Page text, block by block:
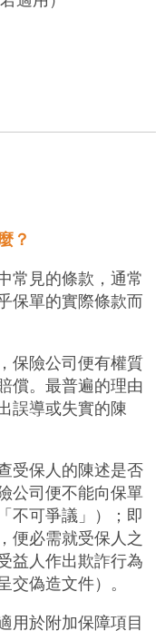
？
常見的條款，通常
保單的實際條款而
保險公司便有權質
償。最普遍的理由
誤導或失實的陳
受保人的陳述是否
公司便不能向保單
不可爭議」）；即
便必需就受保人之
益人作出欺詐行為
交偽造文件）。
用於附加保障項目